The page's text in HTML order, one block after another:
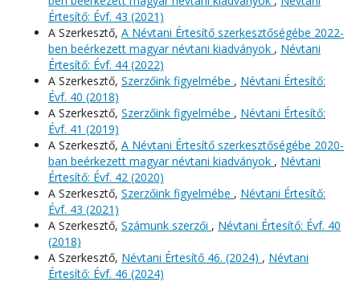
Értesítő: Évf. 43 (2021)
A Szerkesztő, A Névtani Értesítő szerkesztőségébe 2022-
ben beérkezett magyar névtani kiadványok , Névtani
Értesítő: Évf. 44 (2022)
A Szerkesztő, Szerzőink figyelmébe , Névtani Értesítő:
Évf. 40 (2018)
A Szerkesztő, Szerzőink figyelmébe , Névtani Értesítő:
Évf. 41 (2019)
A Szerkesztő, A Névtani Értesítő szerkesztőségébe 2020-
ban beérkezett magyar névtani kiadványok , Névtani
Értesítő: Évf. 42 (2020)
A Szerkesztő, Szerzőink figyelmébe , Névtani Értesítő:
Évf. 43 (2021)
A Szerkesztő, Számunk szerzői , Névtani Értesítő: Évf. 40
(2018)
A Szerkesztő, Névtani Értesítő 46. (2024) , Névtani
Értesítő: Évf. 46 (2024)